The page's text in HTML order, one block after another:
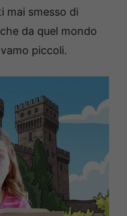
mai smesso di
da quel mondo
piccoli.